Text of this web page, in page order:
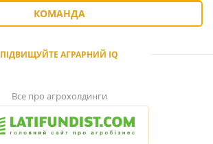
КОМАНДА
ПІДВИЩУЙТЕ АГРАРНИЙ IQ
Все про агрохолдинги